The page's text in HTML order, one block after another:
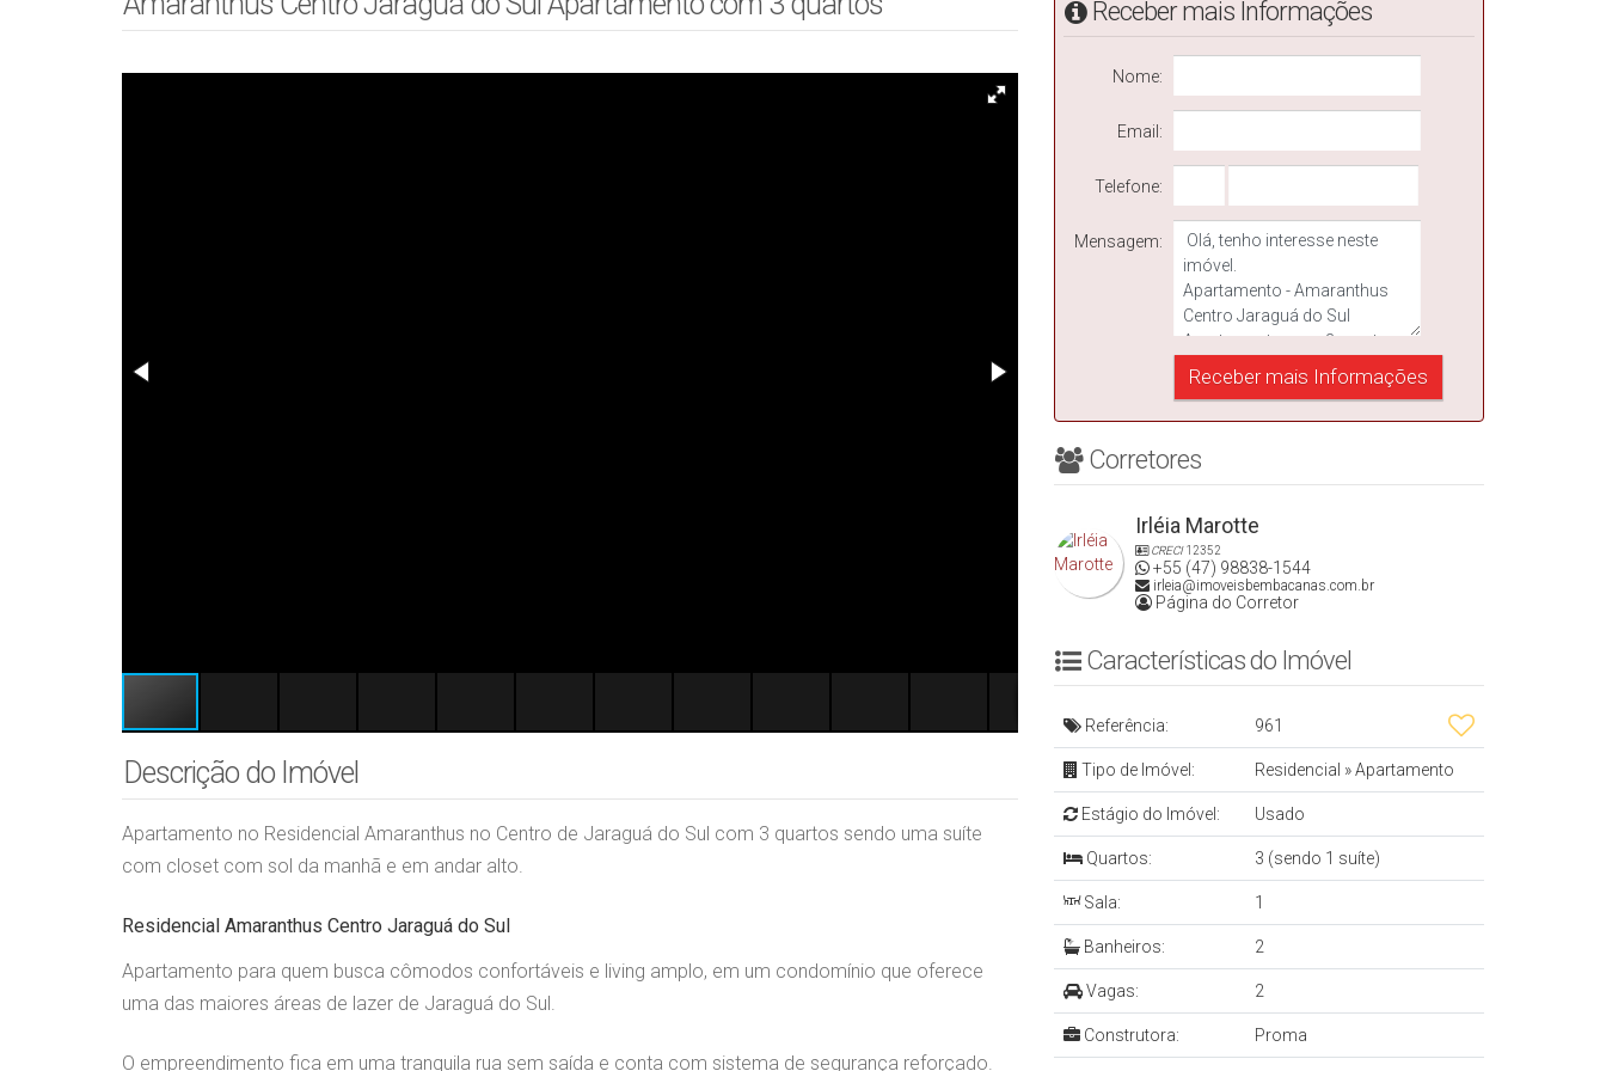
Descrição do Imóvel
Apartamento no Residencial Amaranthus no Centro de Jaraguá do Sul com 3 quartos sendo uma suíte
com closet com sol da manhã e em andar alto.
Residencial Amaranthus Centro Jaraguá do Sul
Apartamento para quem busca cômodos confortáveis e living amplo, em um condomínio que oferece
uma das maiores áreas de lazer de Jaraguá do Sul.
O empreendimento fica em uma tranquila rua sem saída e conta com sistema de segurança reforçado.
Receber mais Informações
Nome:
Email:
Telefone:
Mensagem:
Corretores
Irléia Marotte
CRECI12352
+55 (47) 98838-1544
irleia@imoveisbembacanas.com.br
Página do Corretor
Características do Imóvel
Referência: 961
Tipo de Imóvel: Residencial »Apartamento
Estágio do Imóvel: Usado
Quartos: 3 (sendo 1 suíte)
Sala: 1
Banheiros: 2
Vagas: 2
Construtora: Proma